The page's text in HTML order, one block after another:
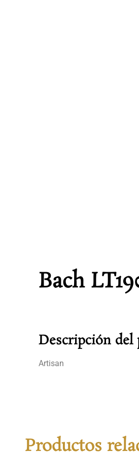
Bach
Descripción del
Artisan
Productos